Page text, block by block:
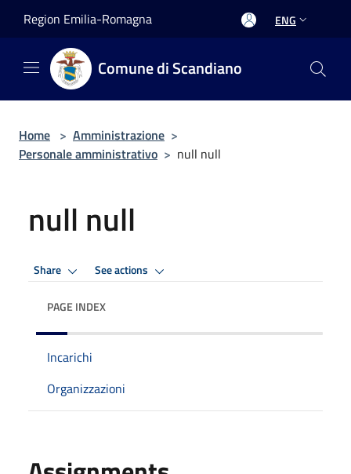
Region Emilia-Romagna ENG
Comune di Scandiano
Home > Amministrazione >
Personale amministrativo > null null
null null
Share See actions
PAGE INDEX
Incarichi
Organizzazioni